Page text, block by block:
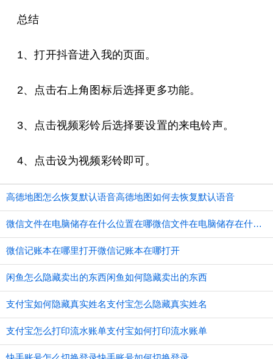
总结
1、打开抖音进入我的页面。
2、点击右上角图标后选择更多功能。
3、点击视频彩铃后选择要设置的来电铃声。
4、点击设为视频彩铃即可。
高德地图怎么恢复默认语音高德地图如何去恢复默认语音
微信文件在电脑储存在什么位置在哪微信文件在电脑储存在什么位置
微信记账本在哪里打开微信记账本在哪打开
闲鱼怎么隐藏卖出的东西闲鱼如何隐藏卖出的东西
支付宝如何隐藏真实姓名支付宝怎么隐藏真实姓名
支付宝怎么打印流水账单支付宝如何打印流水账单